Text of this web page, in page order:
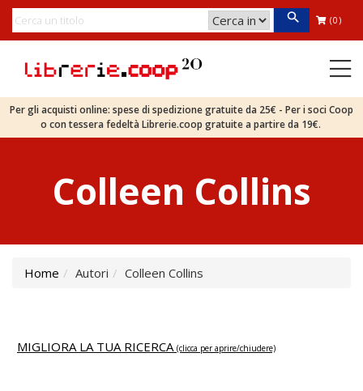
(0)
Per gli acquisti online: spese di spedizione gratuite da 25€ - Per i soci Coop
o con tessera fedeltà Librerie.coop gratuite a partire da 19€.
Colleen Collins
Home Autori Colleen Collins
MIGLIORA LA TUA RICERCA (clicca per aprire/chiudere)